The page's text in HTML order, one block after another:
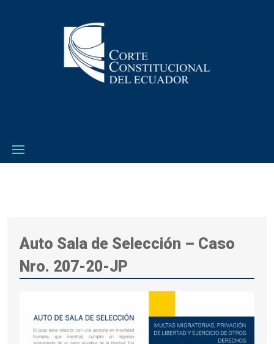
Auto Sala de Selección – Caso
Nro. 207-20-JP